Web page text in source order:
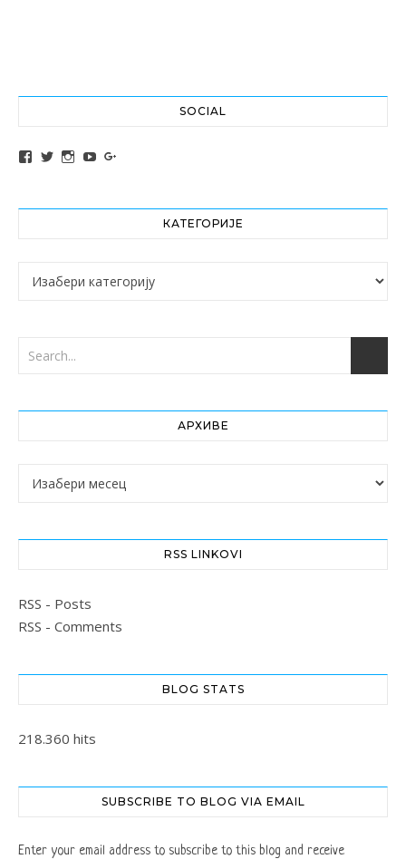
SOCIAL
View altochef’s profile on Facebook
View jovancica73’s profile on Twitter
View jovancica73’s profile on Instagram
View jovancica73’s profile on YouTube
КАТЕГОРИЈЕ
Категорије
АРХИВЕ
Архиве
RSS LINKOVI
RSS - Posts
RSS - Comments
BLOG STATS
218.360 hits
SUBSCRIBE TO BLOG VIA EMAIL
Enter your email address to subscribe to this blog and receive